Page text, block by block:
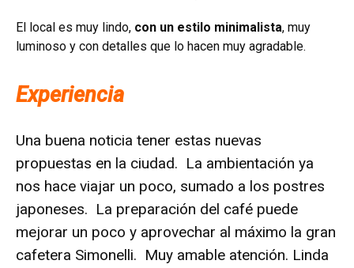
El local es muy lindo, con un estilo minimalista, muy
luminoso y con detalles que lo hacen muy agradable.
Experiencia
Una buena noticia tener estas nuevas
propuestas en la ciudad. La ambientación ya
nos hace viajar un poco, sumado a los postres
japoneses. La preparación del café puede
mejorar un poco y aprovechar al máximo la gran
cafetera Simonelli. Muy amable atención. Linda